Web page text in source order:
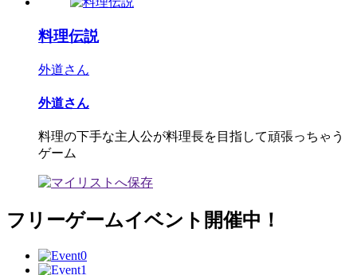
料理伝説
外道さん
外道さん
料理の下手な主人公が料理長を目指して頑張っちゃう
ゲーム
フリーゲームイベント開催中！